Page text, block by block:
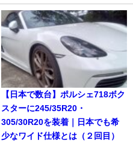
【日本で数台】ポルシェ718ボク
スターに245/35R20・
305/30R20を装着｜日本でも希
少なワイド仕様とは（２回目）